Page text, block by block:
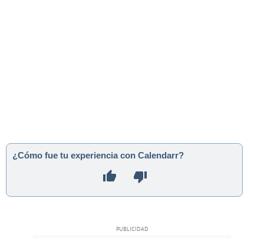
¿Cómo fue tu experiencia con Calendarr?